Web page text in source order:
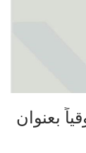
بعنوان